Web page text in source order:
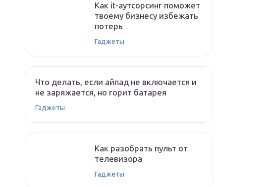
Как it-аутсорсинг поможет
твоему бизнесу избежать
потерь
Гаджеты
Что делать, если айпад не включается и
не заряжается, но горит батарея
Гаджеты
Как разобрать пульт от
телевизора
Гаджеты